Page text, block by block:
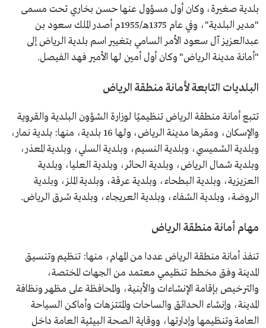
بلدية صغيرة، وكان أول مسؤول عنها حسن بخاري تحت مسمى
"مدير البلدية"، وفي عام 1375هـ/1955م أصدر الملك سعود بن
عبدالعزيز آل سعود الأمر السامي بتغيير اسم بلدية الرياض إلى
"أمانة مدينة الرياض" وكان أول أمين لها الأمير فهد الفيصل.
البلديات التابعة لأمانة منطقة الرياض
تتبع أمانة منطقة الرياض تنظيميًا لوزارة الشؤون البلدية والقروية
والإسكان، ومقرها مدينة الرياض، ولها 16 بلدية، منها: بلدية نمار،
وبلدية الشميسي، وبلدية النسيم، وبلدية السلي، وبلدية المعذر،
وبلدية شمال الرياض، وبلدية الحائر، وبلدية العليا، وبلدية
العزيزية، وبلدية البطحاء، وبلدية عرقة، وبلدية الملز، وبلدية
الروضة، وبلدية الشفاء، وبلدية العريجاء، وبلدية شرق الرياض.
مهام أمانة منطقة الرياض
تنفذ أمانة منطقة الرياض عددا من المهام، منها: تنظيم وتنسيق
المدينة وفق مخطط تنظيمي معتمد من الجهات المختصة،
والترخيص بإقامة الإنشاءات والأبنية، والمحافظة على مظهر ونظافة
المدينة، وإنشاء الحدائق والساحات والمتتزهات وأماكن السياحة
العامة وتنظيمها وإدارتها، ووقاية الصحة البيئية العامة داخل